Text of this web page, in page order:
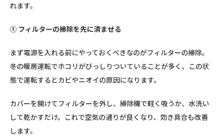
れます。
① フィルターの掃除を先に済ませる
まず電源を入れる前にやっておくべきなのがフィルターの掃除。
冬の暖房運転でホコリがびっしりついていることが多く、この状
態で運転するとカビやニオイの原因になります。
カバーを開けてフィルターを外し、掃除機で軽く吸うか、水洗い
して乾かすだけ。これで空気の通りが良くなり、効き具合も改善
します。